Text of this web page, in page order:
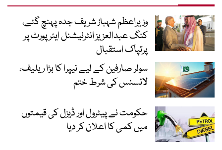
وزیراعظم شہباز شریف جدہ پہنچ گئے،
کنگ عبدالعزیز انٹرنیشنل ایئر پورٹ پر
پرتپاک استقبال
سولر صارفین کے لیے نیپرا کا بڑا ریلیف،
لائسنس کی شرط ختم
حکومت نے پیٹرول اور ڈیزل کی قیمتوں
میں کمی کا اعلان کر دیا